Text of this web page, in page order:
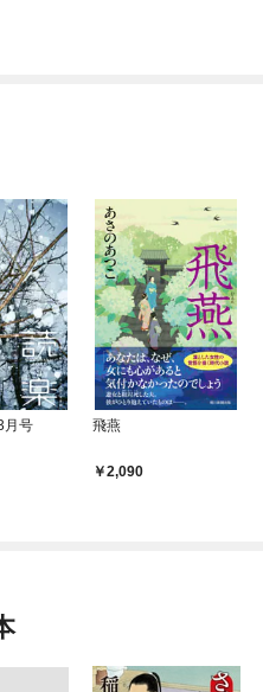
月号 飛燕
2,090